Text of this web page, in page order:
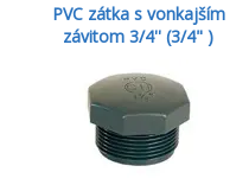
PVC zátka s vonkajším
závitom 3/4'' (3/4" )